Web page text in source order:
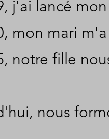
j'ai lancé
mon mari
notre fille
nous